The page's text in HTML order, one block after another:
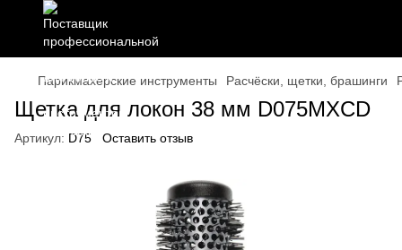
Парикмахерские инструменты Расчёски, щетки, брашинги
Щетка для локон 38 мм D075MXCD
Артикул: D75 Оставить отзыв